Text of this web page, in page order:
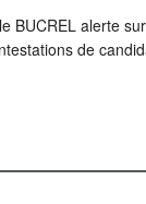
BUCREL alerte
de